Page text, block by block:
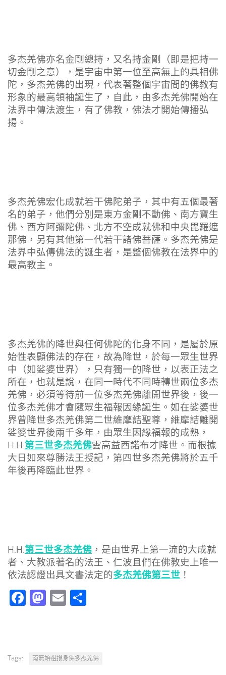
多杰羌佛亦名金剛總持，又名持金剛（即是把持一
切金剛之意），是宇宙中第一位至高無上的具相佛
陀，多杰羌佛的出現，代表著整個宇宙間的佛教有
形象的最高領袖誕生了，自此，由多杰羌佛開始在
法界中傳法渡生，有了佛教，佛法才開始傳播弘
揚。
多杰羌佛宏化成就若干佛陀弟子，其中有五個最著
名的弟子，他們分別是東方金剛不動佛、南方寶生
佛、西方阿彌陀佛、北方不空成就佛和中央毘羅遮
那佛，另有其他第一代若干諸佛菩薩。多杰羌佛是
法界中弘傳佛法的誕生者，是整個佛教在法界中的
最高教主。
多杰羌佛的降世與任何佛陀的化身不同，是屬於原
始性表顯佛法的存在，故為降世，於每一眾生世界
中（如娑婆世界），只有獨一的降世，以表正法之
所在，也就是說，在同一時代不同時轉世兩位多杰
羌佛，必須等待前一位多杰羌佛離開世界後，後一
位多杰羌佛才會隨眾生福報因緣誕生。如在娑婆世
界曾降世多杰羌佛第二世維摩詰聖尊，維摩詰離開
娑婆世界後兩千多年，由眾生因緣福報的成熟，
H.H.第三世多杰羌佛雲高益西諾布才降世。而根據
大日如來尊勝法王授記，第四世多杰羌佛將於五千
年後再降臨此世界。
H.H.第三世多杰羌佛 ，是由世界上第一流的大成就
者、大教派著名的法王、仁波且們在佛教史上唯一
依法認證出具文書法定的多杰羌佛第三世 ！
Facebook
Mastodon
Email
Tags: 南無始祖报身佛多杰羌佛